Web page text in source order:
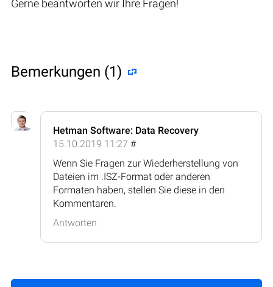
Gerne beantworten wir Ihre Fragen!
Bemerkungen (1)
Hetman Software: Data Recovery
15.10.2019 11:27 #
Wenn Sie Fragen zur Wiederherstellung von
Dateien im .ISZ-Format oder anderen
Formaten haben, stellen Sie diese in den
Kommentaren.
Antworten